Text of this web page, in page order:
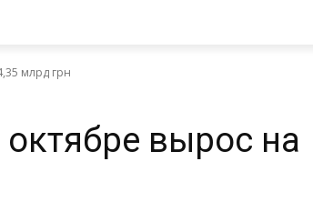
млрд грн
вырос на